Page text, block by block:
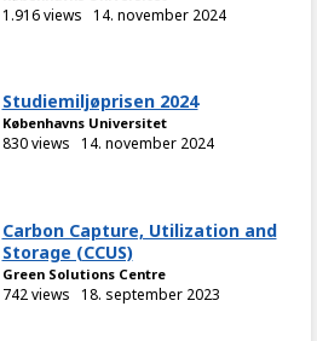
1.916 views 14. november 2024
Studiemiljøprisen 2024
Københavns Universitet
830 views 14. november 2024
Carbon Capture, Utilization and
Storage (CCUS)
Green Solutions Centre
742 views 18. september 2023